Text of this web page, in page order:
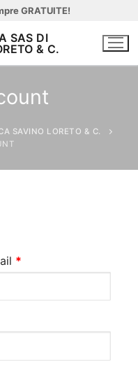
GRATUITE!
SAVINO LORETO & C.
*